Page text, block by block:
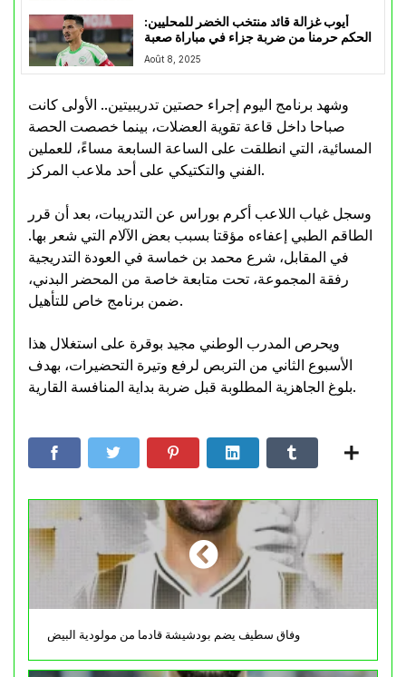
أيوب غزالة قائد منتخب الخضر للمحليين:
الحكم حرمنا من ضربة جزاء في مباراة صعبة
Août 8, 2025
وشهد برنامج اليوم إجراء حصتين تدريبيتين.. الأولى كانت
صباحا داخل قاعة تقوية العضلات، بينما خصصت الحصة
المسائية، التي انطلقت على الساعة السابعة مساءً، للعملين
الفني والتكتيكي على أحد ملاعب المركز.
وسجل غياب اللاعب أكرم بوراس عن التدريبات، بعد أن قرر
الطاقم الطبي إعفاءه مؤقتا بسبب بعض الآلام التي شعر بها.
في المقابل، شرع محمد بن خماسة في العودة التدريجية
رفقة المجموعة، تحت متابعة خاصة من المحضر البدني،
ضمن برنامج خاص للتأهيل.
ويحرص المدرب الوطني مجيد بوقرة على استغلال هذا
الأسبوع الثاني من التربص لرفع وتيرة التحضيرات، بهدف
بلوغ الجاهزية المطلوبة قبل ضربة بداية المنافسة القارية.
وفاق سطيف يضم بودشيشة قادما من مولودية البيض